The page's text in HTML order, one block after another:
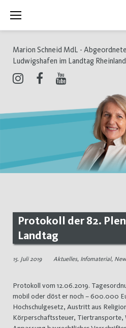
Inhalt
Marion Schneid MdL -
Ludwigshafen im Landtag
Protokoll der 82.
Landtag
15. Juli 2019 Aktuelles, Infomaterial,
Protokoll vom 12.06.2019. Tagesordnungspunkte u.a.: Ist „Rolph“
mobil oder döst er noch – 600.000
Hochschulgesetz, Austritt aus
Körperschaftssteuer, Tiertransporte,